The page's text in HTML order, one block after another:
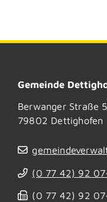
Gemeinde
Berwanger Straße 5
79802 Dettighofen
(0 77 42) 92
(0 77 42) 92